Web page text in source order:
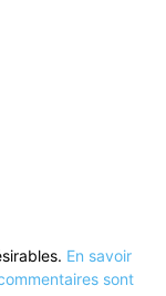
En savoir
sont